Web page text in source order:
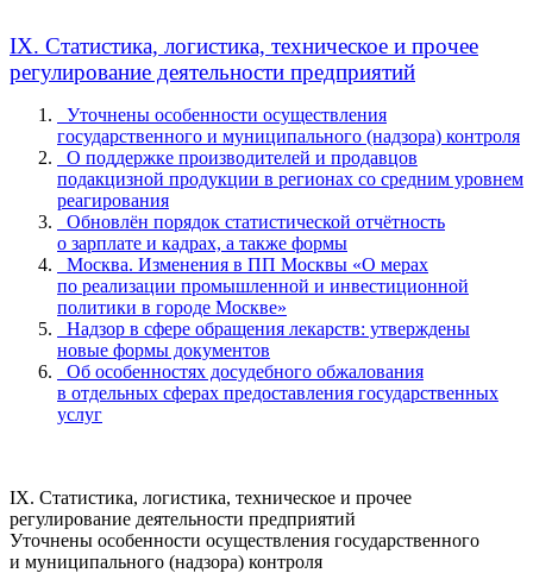
IX. Статистика, логистика, техническое и прочее
регулирование деятельности предприятий
Уточнены особенности осуществления
государственного и муниципального (надзора) контроля
О поддержке производителей и продавцов
подакцизной продукции в регионах со средним уровнем
реагирования
Обновлён порядок статистической отчётность
о зарплате и кадрах, а также формы
Москва. Изменения в ПП Москвы «О мерах
по реализации промышленной и инвестиционной
политики в городе Москве»
Надзор в сфере обращения лекарств: утверждены
новые формы документов
Об особенностях досудебного обжалования
в отдельных сферах предоставления государственных
услуг
IX. Статистика, логистика, техническое и прочее
регулирование деятельности предприятий
Уточнены особенности осуществления государственного
и муниципального (надзора) контроля